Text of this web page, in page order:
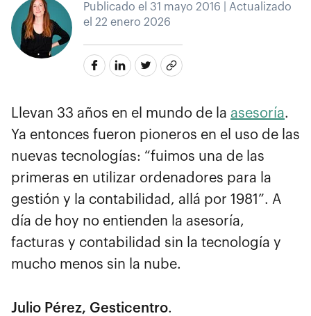
Publicado el 31 mayo 2016 | Actualizado
el 22 enero 2026
Llevan 33 años en el mundo de la asesoría.
Ya entonces fueron pioneros en el uso de las
nuevas tecnologías: “fuimos una de las
primeras en utilizar ordenadores para la
gestión y la contabilidad, allá por 1981”. A
día de hoy no entienden la asesoría,
facturas y contabilidad sin la tecnología y
mucho menos sin la nube.
Julio Pérez, Gesticentro.